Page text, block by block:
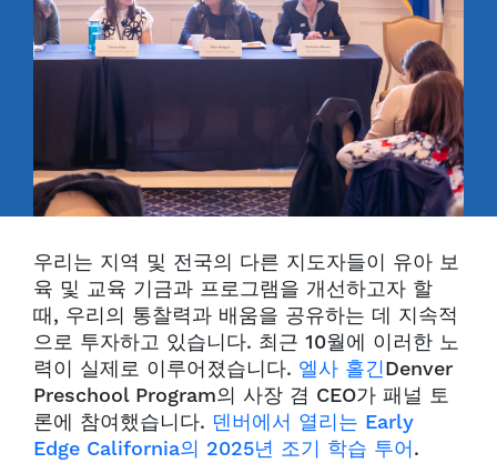
우리는 지역 및 전국의 다른 지도자들이 유아 보
육 및 교육 기금과 프로그램을 개선하고자 할
때, 우리의 통찰력과 배움을 공유하는 데 지속적
으로 투자하고 있습니다. 최근 10월에 이러한 노
력이 실제로 이루어졌습니다. 엘사 홀긴Denver
Preschool Program의 사장 겸 CEO가 패널 토
론에 참여했습니다. 덴버에서 열리는 Early
Edge California의 2025년 조기 학습 투어.